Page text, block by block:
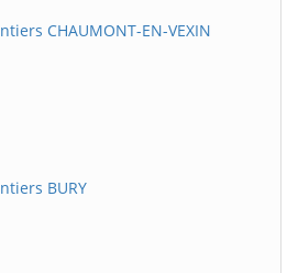
CHAUMONT-EN-VEXIN
BURY